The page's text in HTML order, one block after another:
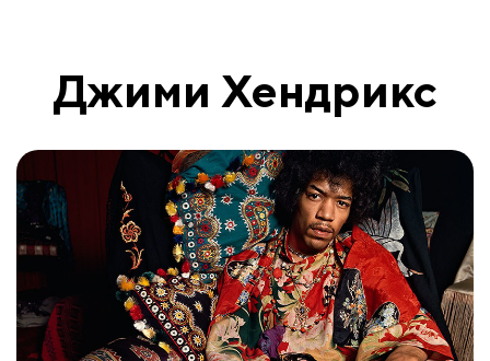
Джими Хендрикс